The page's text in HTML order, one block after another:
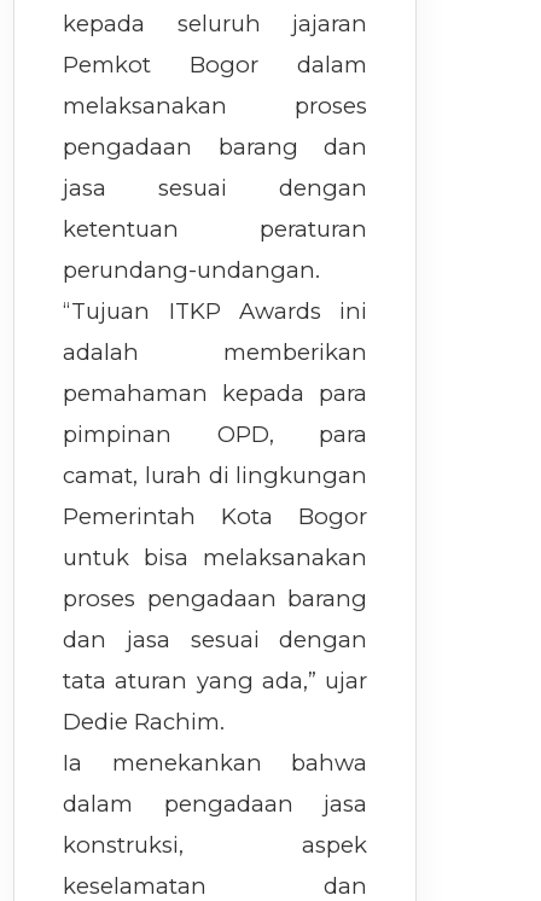
kepada seluruh jajaran
Pemkot Bogor dalam
melaksanakan proses
pengadaan barang dan
jasa sesuai dengan
ketentuan peraturan
perundang-undangan.
“Tujuan ITKP Awards ini
adalah memberikan
pemahaman kepada para
pimpinan OPD, para
camat, lurah di lingkungan
Pemerintah Kota Bogor
untuk bisa melaksanakan
proses pengadaan barang
dan jasa sesuai dengan
tata aturan yang ada,” ujar
Dedie Rachim.
Ia menekankan bahwa
dalam pengadaan jasa
konstruksi, aspek
keselamatan dan